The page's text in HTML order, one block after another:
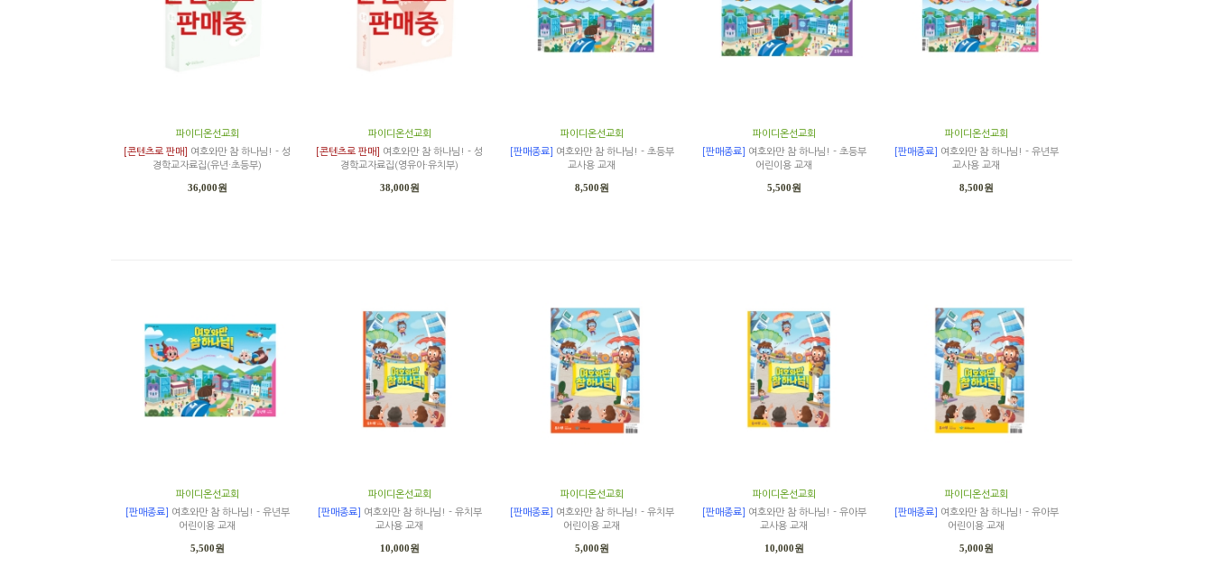
파이디온선교회
[콘텐츠로 판매]
여호와만 참 하나님! - 성
경학교자료집(유년·초등부)
36,000원
파이디온선교회
[콘텐츠로 판매]
여호와만 참 하나님! - 성
경학교자료집(영유아·유치부)
38,000원
파이디온선교회
[판매종료]
여호와만 참 하나님! - 초등부
교사용 교재
8,500원
파이디온선교회
[판매종료]
여호와만 참 하나님! - 초등부
어린이용 교재
5,500원
파이디온선교회
[판매종료]
여호와만 참 하나님! - 유년부
교사용 교재
8,500원
파이디온선교회
[판매종료]
여호와만 참 하나님! - 유년부
어린이용 교재
5,500원
파이디온선교회
[판매종료]
여호와만 참 하나님! - 유치부
교사용 교재
10,000원
파이디온선교회
[판매종료]
여호와만 참 하나님! - 유치부
어린이용 교재
5,000원
파이디온선교회
[판매종료]
여호와만 참 하나님! - 유아부
교사용 교재
10,000원
파이디온선교회
[판매종료]
여호와만 참 하나님! - 유아부
어린이용 교재
5,000원